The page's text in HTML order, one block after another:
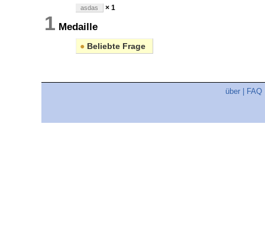
asdas × 1
1 Medaille
● Beliebte Frage
über FAQ